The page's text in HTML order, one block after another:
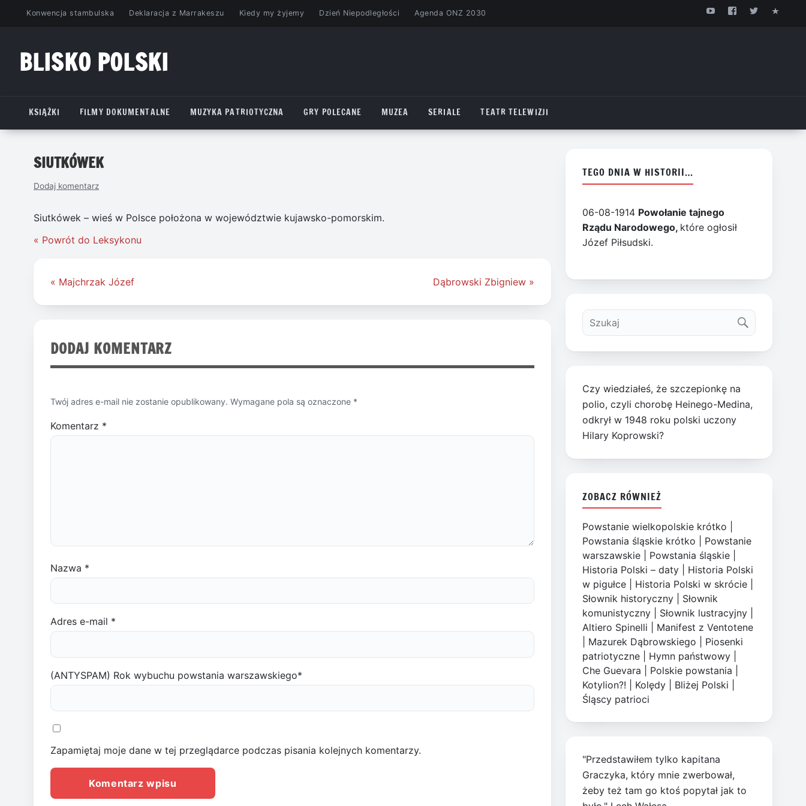
PrzejdźKonwencja stambulska Deklaracja z Marrakeszu Kiedy my żyjemy Dzień Niepodległości Agenda ONZ 2030
BLISKO POLSKI
KSIĄŻKI
FILMY DOKUMENTALNE MUZYKA PATRIOTYCZNA GRY POLECANE MUZEA SERIALE TEATR TELEWIZJI
SIUTKÓWEK
Dodaj komentarz
Siutkówek – wieś w Polsce położona w województwie kujawsko-pomorskim.
« Powrót do Leksykonu
Nawigacja
« Majchrzak Józef Dąbrowski Zbigniew »
DODAJ KOMENTARZ
Twój adres e-mail nie zostanie opublikowany. Wymagane pola są oznaczone *
Komentarz *
Nazwa *
Adres e-mail *
(ANTYSPAM) Rok wybuchu powstania warszawskiego*
Zapamiętaj moje dane w tej przeglądarce podczas pisania kolejnych komentarzy.
TEGO DNIA W HISTORII…
06-08-1914 Powołanie tajnego
Rządu Narodowego, które ogłosił
Józef Piłsudski.
Czy wiedziałeś, że szczepionkę na
polio, czyli chorobę Heinego-Medina,
odkrył w 1948 roku polski uczony
Hilary Koprowski?
ZOBACZ RÓWNIEŻ
Powstanie wielkopolskie krótko
Powstania śląskie krótko
Powstanie
warszawskie
Powstania śląskie
Historia Polski – daty
Historia Polski
w pigułce
Historia Polski w skrócie
Słownik historyczny
Słownik
komunistyczny
Słownik lustracyjny
Altiero Spinelli
Manifest z Ventotene
Mazurek Dąbrowskiego
Piosenki
patriotyczne
Hymn państwowy
Che Guevara
Polskie powstania
Kotylion?!
Kolędy Bliżej Polski
Śląscy patrioci
"Przedstawiłem tylko kapitana
Graczyka, który mnie zwerbował,
żeby też tam go ktoś popytał jak to